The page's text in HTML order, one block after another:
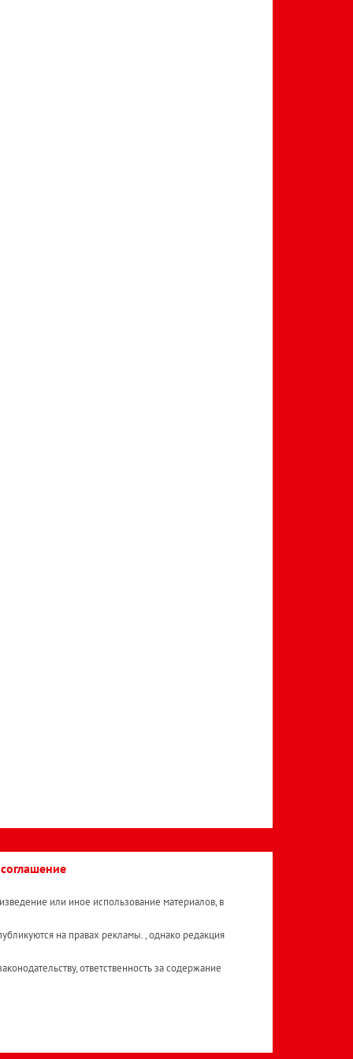
или иное использование материалов, в
на правах рекламы. , однако редакция
ответственность за содержание